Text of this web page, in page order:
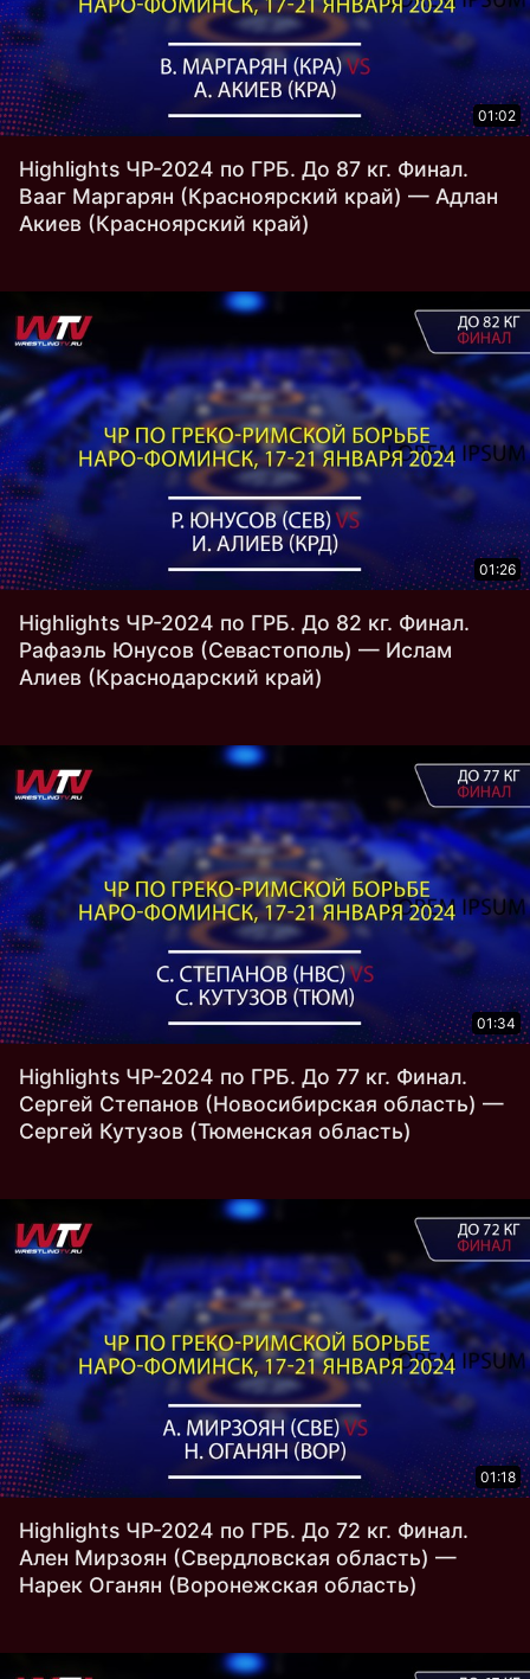
01:02
Highlights ЧР-2024 по ГРБ. До 87 кг. Финал.
Вааг Маргарян (Красноярский край) — Адлан
Акиев (Красноярский край)
01:26
Highlights ЧР-2024 по ГРБ. До 82 кг. Финал.
Рафаэль Юнусов (Севастополь) — Ислам
Алиев (Краснодарский край)
01:34
Highlights ЧР-2024 по ГРБ. До 77 кг. Финал.
Сергей Степанов (Новосибирская область) —
Сергей Кутузов (Тюменская область)
01:18
Highlights ЧР-2024 по ГРБ. До 72 кг. Финал.
Ален Мирзоян (Свердловская область) —
Нарек Оганян (Воронежская область)